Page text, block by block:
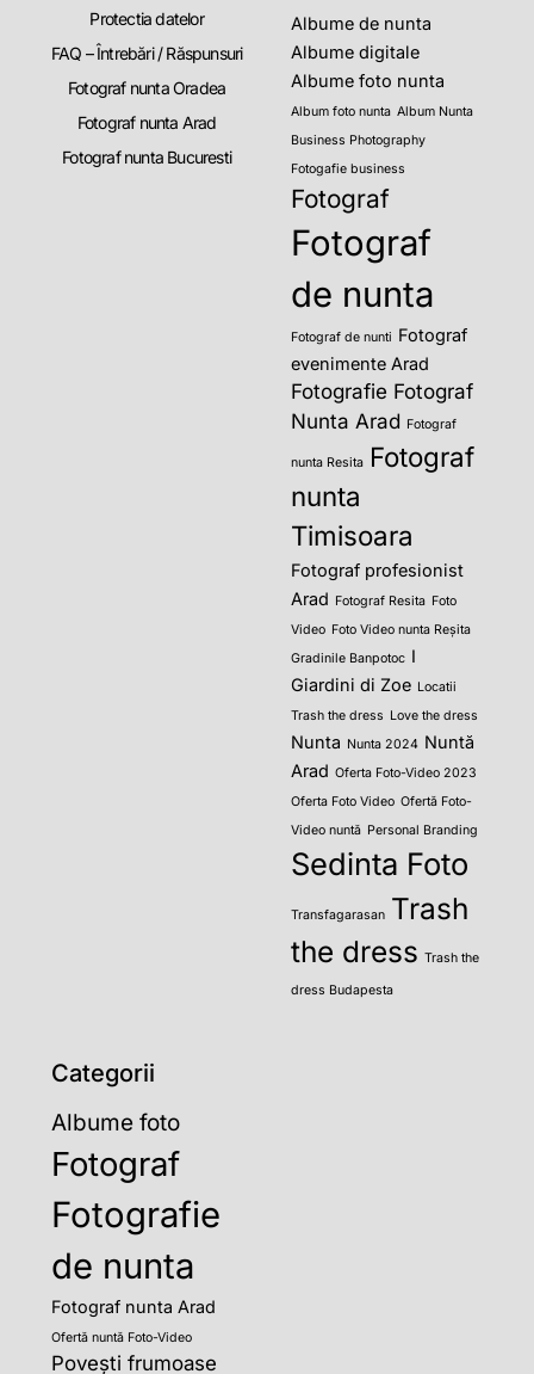
Protectia datelor
FAQ – Întrebări / Răspunsuri
Fotograf nunta Oradea
Fotograf nunta Arad
Fotograf nunta Bucuresti
Albume de nunta
Albume digitale
Albume foto nunta
Album foto nunta Album Nunta
Business Photography
Fotogafie business
Fotograf
Fotograf
de nunta
Fotograf de nunti Fotograf
evenimente Arad
Fotografie Fotograf
Nunta Arad Fotograf
nunta Resita Fotograf
nunta
Timisoara
Fotograf profesionist
Arad Fotograf Resita Foto
Video Foto Video nunta Reșita
Gradinile Banpotoc I
Giardini di Zoe Locatii
Trash the dress Love the dress
Nunta Nunta 2024 Nuntă
Arad Oferta Foto-Video 2023
Oferta Foto Video Ofertă Foto-
Video nuntă Personal Branding
Sedinta Foto
Transfagarasan Trash
the dress Trash the
dress Budapesta
Categorii
Albume foto
Fotograf
Fotografie
de nunta
Fotograf nunta Arad
Ofertă nuntă Foto-Video
Povești frumoase